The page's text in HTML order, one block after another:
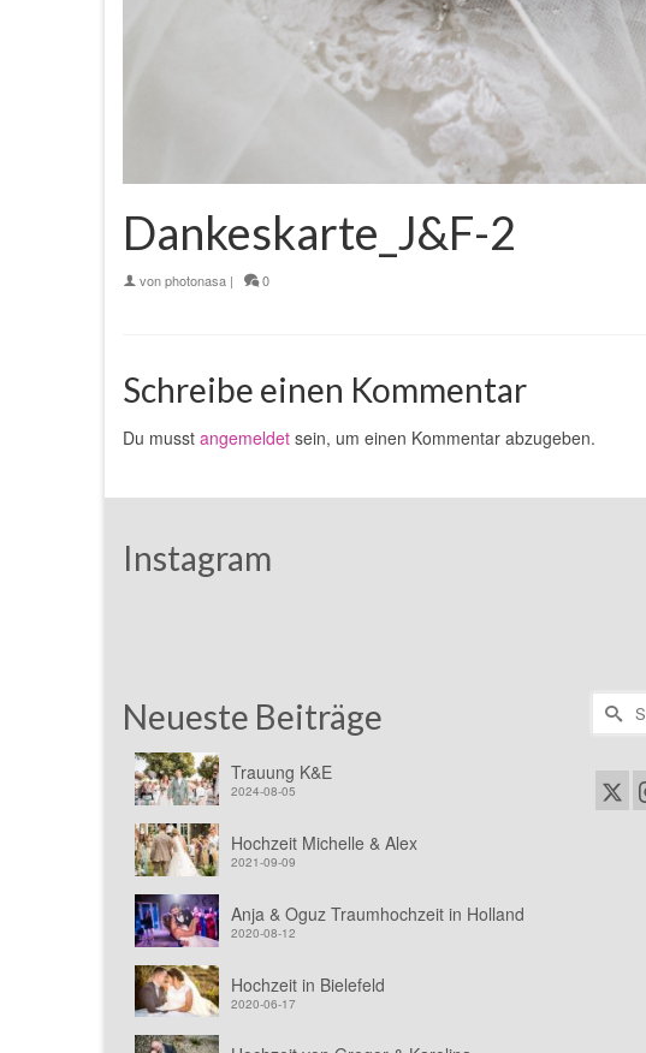
Dankeskarte_J&F-2
vonphotonasa | 0
Schreibe einen Kommentar
Du musst angemeldet sein, um einen Kommentar abzugeben.
Instagram
Neueste Beiträge
Trauung K&E
2024-08-05
Hochzeit Michelle & Alex
2021-09-09
Anja & Oguz Traumhochzeit in Holland
2020-08-12
Hochzeit in Bielefeld
2020-06-17
Suchen
nach: